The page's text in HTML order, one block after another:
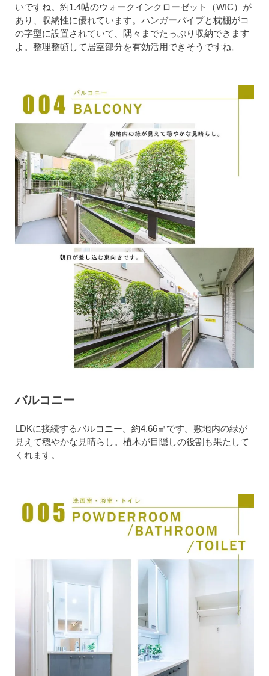
いですね。約1.4帖のウォークインクローゼット（WIC）が
あり、収納性に優れています。ハンガーパイプと枕棚がコ
の字型に設置されていて、隅々までたっぷり収納できます
よ。整理整頓して居室部分を有効活用できそうですね。
バルコニー
LDKに接続するバルコニー。約4.66㎡です。敷地内の緑が
見えて穏やかな見晴らし。植木が目隠しの役割も果たして
くれます。